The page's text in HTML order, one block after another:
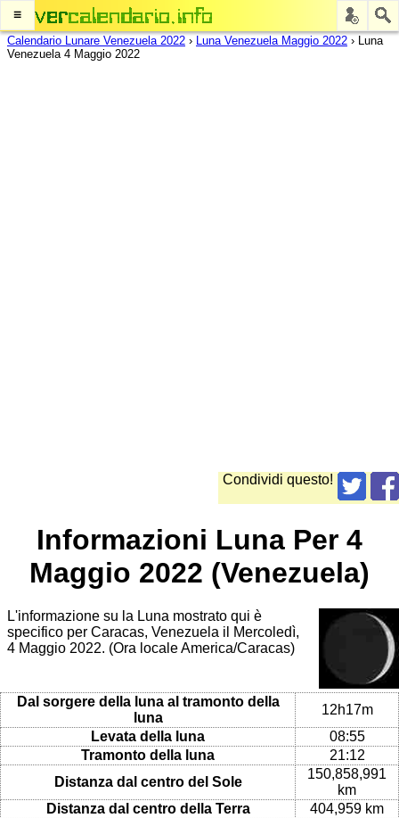
≡
Calendario Lunare Venezuela 2022 › Luna Venezuela Maggio 2022 › Luna
Venezuela 4 Maggio 2022
Condividi questo!
Informazioni Luna Per 4
Maggio 2022 (Venezuela)
L'informazione su la Luna mostrato qui è
specifico per Caracas, Venezuela il Mercoledì,
4 Maggio 2022. (Ora locale America/Caracas)
Dal sorgere della luna al tramonto della
luna
12h17m
Levata della luna
08:55
Tramonto della luna
21:12
Distanza dal centro del Sole
150,858,991
km
Distanza dal centro della Terra
404,959 km